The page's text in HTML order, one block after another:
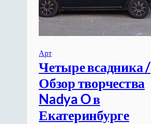
Арт
Четыре всадника /
Обзор творчества
Nadya O в
Екатеринбурге